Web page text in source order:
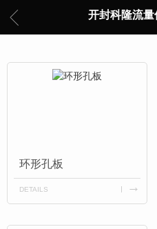
开封科隆流量
环形孔板
DETAILS